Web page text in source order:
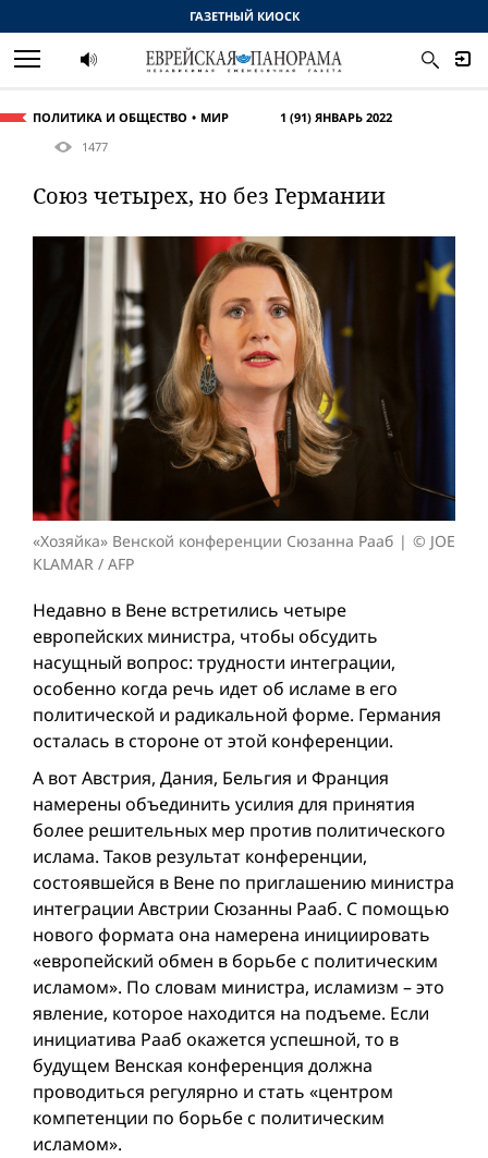
ПОЛИТИКА И ОБЩЕСТВО МИР
1 (91) ЯНВАРЬ 2022
1477
Союз четырех, но без Германии
«Хозяйка» Венской конференции Сюзанна Рааб
© JOE
KLAMAR / AFP
Недавно в Вене встретились четыре
европейских министра, чтобы обсудить
насущный вопрос: трудности интеграции,
особенно когда речь идет об исламе в его
политической и радикальной форме. Германия
осталась в стороне от этой конференции.
А вот Австрия, Дания, Бельгия и Франция
намерены объединить усилия для принятия
более решительных мер против политического
ислама. Таков результат конференции,
состоявшейся в Вене по приглашению министра
интеграции Австрии Сюзанны Рааб. С помощью
нового формата она намерена инициировать
«европейский обмен в борьбе с политическим
исламом». По словам министра, исламизм – это
явление, которое находится на подъеме. Если
инициатива Рааб окажется успешной, то в
будущем Венская конференция должна
проводиться регулярно и стать «центром
компетенции по борьбе с политическим
исламом».
ГАЗЕТНЫЙ КИОСК